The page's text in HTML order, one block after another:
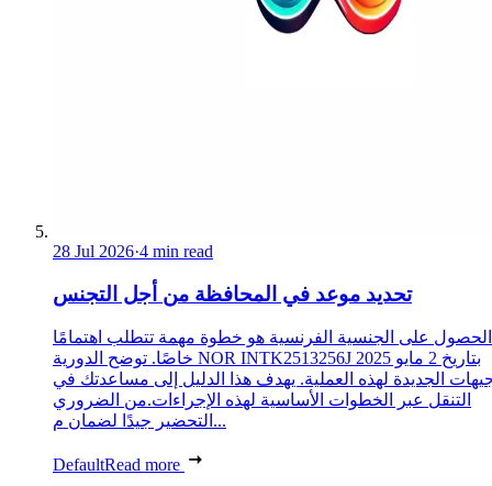
28 Jul 2026·4 min read
تحديد موعد في المحافظة من أجل التجنس
الحصول على الجنسية الفرنسية هو خطوة مهمة تتطلب اهتمامًا
خاصًا. توضح الدورية NOR INTK2513256J بتاريخ 2 مايو 2025
الجديدة لهذه العملية. يهدف هذا الدليل إلى مساعدتك في
التنقل عبر الخطوات الأساسية لهذه الإجراءات.من الضروري
التحضير جيدًا لضمان م...
DefaultRead more